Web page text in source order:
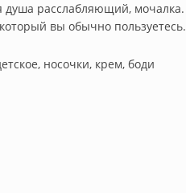
душа расслабляющий, мочалка.
вы обычно пользуетесь.
носочки, крем, боди